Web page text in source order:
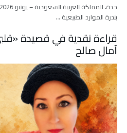
بندرة الموارد الطبيعية …
قراءة نقدية في قصيدة
آمال صالح